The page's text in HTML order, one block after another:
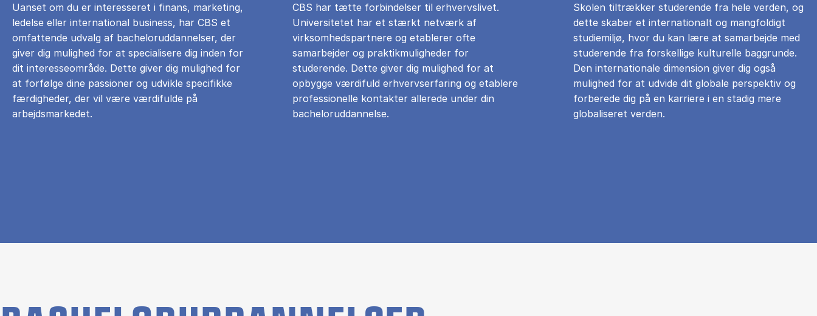
Uanset om du er interesseret i finans, marketing,
ledelse eller international business, har CBS et
omfattende udvalg af bacheloruddannelser, der
giver dig mulighed for at specialisere dig inden for
dit interesseområde. Dette giver dig mulighed for
at forfølge dine passioner og udvikle specifikke
færdigheder, der vil være værdifulde på
arbejdsmarkedet.
CBS har tætte forbindelser til erhvervslivet.
Universitetet har et stærkt netværk af
virksomhedspartnere og etablerer ofte
samarbejder og praktikmuligheder for
studerende. Dette giver dig mulighed for at
opbygge værdifuld erhvervserfaring og etablere
professionelle kontakter allerede under din
bacheloruddannelse.
Skolen tiltrækker studerende fra hele verden, og
dette skaber et internationalt og mangfoldigt
studiemiljø, hvor du kan lære at samarbejde med
studerende fra forskellige kulturelle baggrunde.
Den internationale dimension giver dig også
mulighed for at udvide dit globale perspektiv og
forberede dig på en karriere i en stadig mere
globaliseret verden.